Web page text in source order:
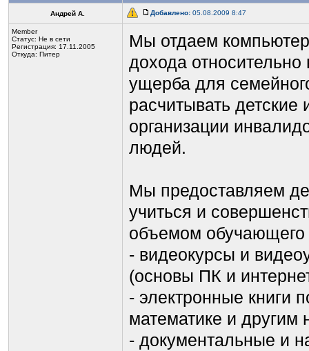
Андрей А. Добавлено: 05.08.2009 8:47
Member
Статус: Не в сети
Регистрация: 17.11.2005
Откуда: Питер
Мы отдаем
дохода относительно
ущерба для
расчитывать
организации
людей.
Мы предоставляем
учиться и
объемом обучающего
- видеокурсы и
(основы ПК и
- электронные книги
математике и другим
- документальные и